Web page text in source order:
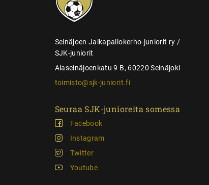
Seinäjoen Jalkapallokerho-juniorit ry /
SJK-juniorit
Alaseinäjoenkatu 9 B, 60220 Seinäjoki
toimisto@sjk-juniorit.fi
Seuraa SJK-junioreita somessa
Facebook
Instagram
Twitter
Youtube